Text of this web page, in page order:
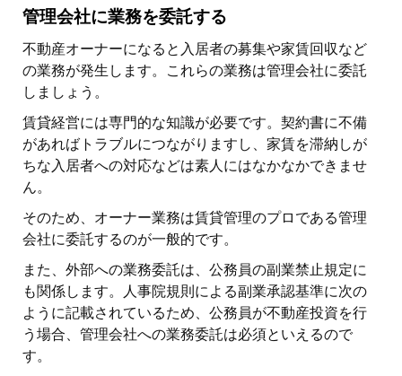
管理会社に業務を委託する
不動産オーナーになると入居者の募集や家賃回収など
の業務が発生します。これらの業務は管理会社に委託
しましょう。
賃貸経営には専門的な知識が必要です。契約書に不備
があればトラブルにつながりますし、家賃を滞納しが
ちな入居者への対応などは素人にはなかなかできませ
ん。
そのため、オーナー業務は賃貸管理のプロである管理
会社に委託するのが一般的です。
また、外部への業務委託は、公務員の副業禁止規定に
も関係します。人事院規則による副業承認基準に次の
ように記載されているため、公務員が不動産投資を行
う場合、管理会社への業務委託は必須といえるので
す。